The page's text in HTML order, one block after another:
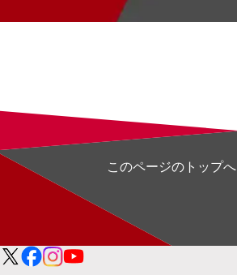
このページのトップへ